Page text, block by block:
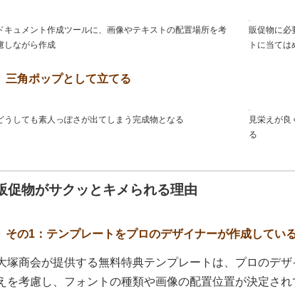
キュメント作成ツールに、画像やテキストの配置場所を考
しながら作成
販促物に必
トに当て
三角ポップとして立てる
うしても素人っぽさが出てしまう完成物となる
見栄えが良
る
促物がサクッとキメられる理由
その1：テンプレートをプロのデザイナーが作成してい
塚商会が提供する無料特典テンプレートは、プロのデ
を考慮し、フォントの種類や画像の配置位置が決定さ